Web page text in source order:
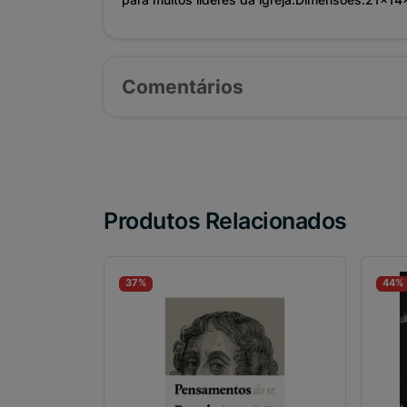
Comentários
Produtos Relacionados
37% 44%